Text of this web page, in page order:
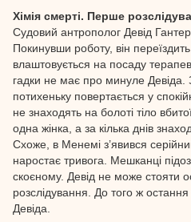
Хімія смерті. Перше
Судовий антрополог Девід
Покинувши роботу, він
влаштовується на посаду
гадки не має про минуле Девіда.
потихеньку повертається у
не знаходять на болоті тіло
одна жінка, а за кілька днів
Схоже, в Менемі з’явився
наростає тривога. Мешканці
скоєному. Девід не може стояти
розслідування. До того ж
Девіда.